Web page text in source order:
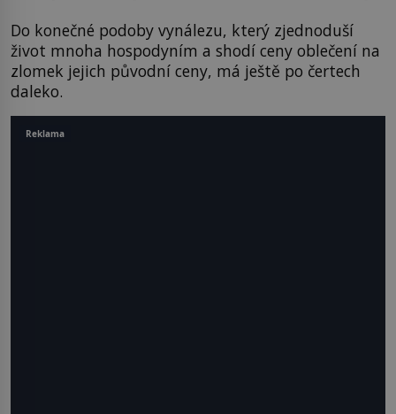
Do konečné podoby vynálezu, který zjednoduší
život mnoha hospodyním a shodí ceny oblečení na
zlomek jejich původní ceny, má ještě po čertech
daleko.
Reklama